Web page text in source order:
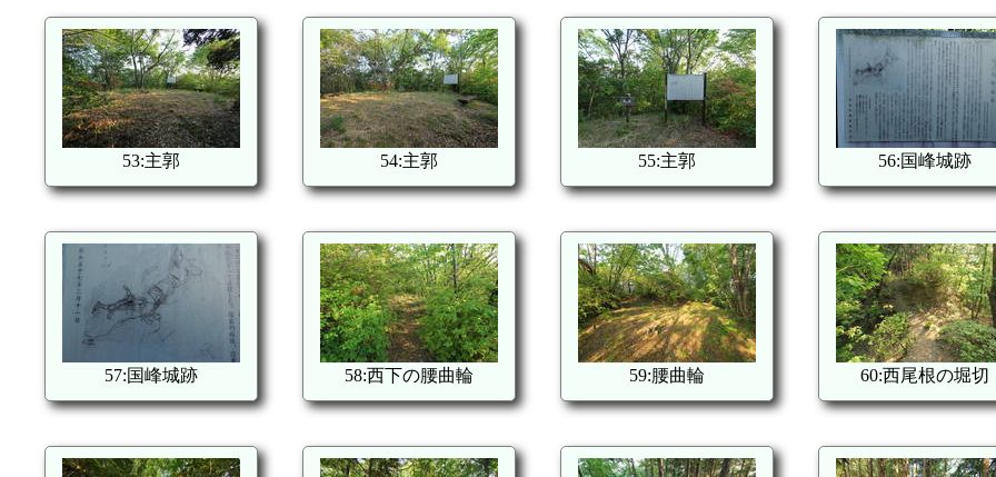
53:主郭 54:主郭 55:主郭 56:国峰城跡
57:国峰城跡 58:西下の腰曲輪 59:腰曲輪 60:西尾根の堀切